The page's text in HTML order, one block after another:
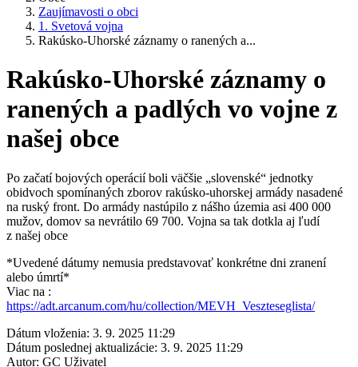
Zaujímavosti o obci
1. Svetová vojna
Rakúsko-Uhorské záznamy o ranených a...
Rakúsko-Uhorské záznamy o
ranených a padlých vo vojne z
našej obce
Po začatí bojových operácií boli väčšie „slovenské“ jednotky
obidvoch spomínaných zborov rakúsko-uhorskej armády nasadené
na ruský front. Do armády nastúpilo z nášho územia asi 400 000
mužov, domov sa nevrátilo 69 700. Vojna sa tak dotkla aj ľudí
z našej obce
*Uvedené dátumy nemusia predstavovať konkrétne dni zranení
alebo úmrtí*
Viac na :
https://adt.arcanum.com/hu/collection/MEVH_Veszteseglista/
Dátum vloženia: 3. 9. 2025 11:29
Dátum poslednej aktualizácie: 3. 9. 2025 11:29
Autor: GC Uživatel